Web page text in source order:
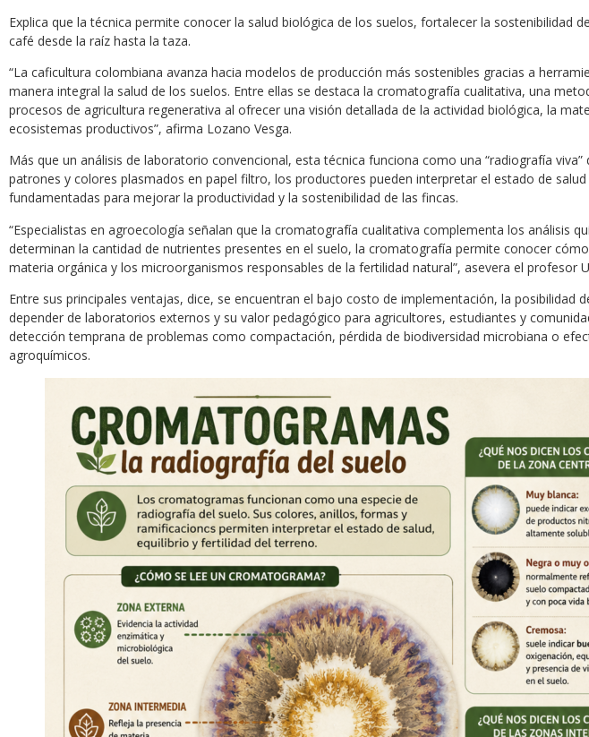
Explica que la técnica permite conocer la salud biológica de los suelos, fortalecer la sostenibilidad
café desde la raíz hasta la taza.
“La caficultura colombiana avanza hacia modelos de producción más sostenibles gracias a
manera integral la salud de los suelos. Entre ellas se destaca la cromatografía cualitativa, una
procesos de agricultura regenerativa al ofrecer una visión detallada de la actividad biológica, la
ecosistemas productivos”, afirma Lozano Vesga.
Más que un análisis de laboratorio convencional, esta técnica funciona como una “radiografía
patrones y colores plasmados en papel filtro, los productores pueden interpretar el estado de
fundamentadas para mejorar la productividad y la sostenibilidad de las fincas.
“Especialistas en agroecología señalan que la cromatografía cualitativa complementa los análisis
determinan la cantidad de nutrientes presentes en el suelo, la cromatografía permite conocer
materia orgánica y los microorganismos responsables de la fertilidad natural”, asevera el profesor
Entre sus principales ventajas, dice, se encuentran el bajo costo de implementación, la posibilidad
depender de laboratorios externos y su valor pedagógico para agricultores, estudiantes y
detección temprana de problemas como compactación, pérdida de biodiversidad microbiana o
agroquímicos.